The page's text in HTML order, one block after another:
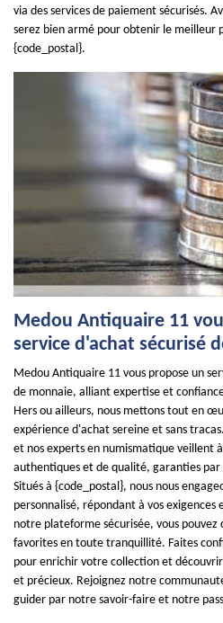
via des services de paiement sécurisés.
serez bien armé pour obtenir le meilleur
{code_postal}.
Medou Antiquaire 11
service d'achat sécurisé
Medou Antiquaire 11 vous propose un
de monnaie, alliant expertise et
Hers ou ailleurs, nous mettons tout en
expérience d'achat sereine et sans
et nos experts en numismatique veillent
authentiques et de qualité, garanties
Situés à {code_postal}, nous nous
personnalisé, répondant à vos exigences
notre plateforme sécurisée, vous
favorites en toute tranquillité. Faites
pour enrichir votre collection et
et précieux. Rejoignez notre
guider par notre savoir-faire et notre